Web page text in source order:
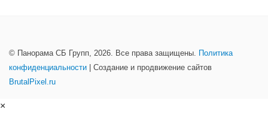
© Панорама СБ Групп, 2026. Все права защищены. Политика
конфиденциальности | Создание и продвижение сайтов
BrutalPixel.ru
×